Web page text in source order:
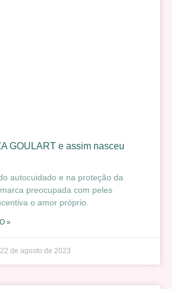
GOULART e assim nasceu
autocuidado e na proteção da
preocupada com peles
o amor próprio.
»
22 de agosto de 2023